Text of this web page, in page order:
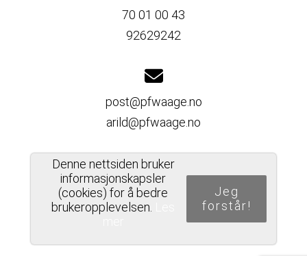
70 01 00 43
92629242
post@pfwaage.no
arild@pfwaage.no
Del nettside
Denne nettsiden bruker
informasjonskapsler
(cookies) for å bedre
brukeropplevelsen.
Jeg
forstår!